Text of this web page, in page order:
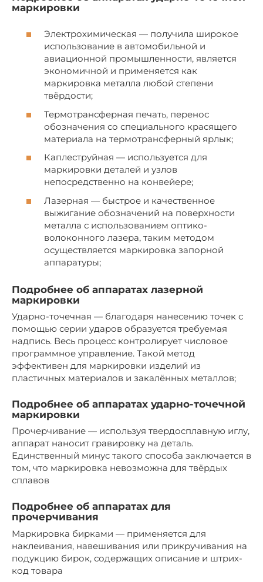
маркировки
Электрохимическая — получила широкое
использование в автомобильной и
авиационной промышленности, является
экономичной и применяется как
маркировка металла любой степени
твёрдости;
Термотрансферная печать, перенос
обозначения со специального красящего
материала на термотрансферный ярлык;
Каплеструйная — используется для
маркировки деталей и узлов
непосредственно на конвейере;
Лазерная — быстрое и качественное
выжигание обозначений на поверхности
металла с использованием оптико-
волоконного лазера, таким методом
осуществляется маркировка запорной
аппаратуры;
Подробнее об аппаратах лазерной
маркировки
Ударно-точечная — благодаря нанесению точек с
помощью серии ударов образуется требуемая
надпись. Весь процесс контролирует числовое
программное управление. Такой метод
эффективен для маркировки изделий из
пластичных материалов и закалённых металлов;
Подробнее об аппаратах ударно-точечной
маркировки
Прочерчивание — используя твердосплавную иглу,
аппарат наносит гравировку на деталь.
Единственный минус такого способа заключается в
том, что маркировка невозможна для твёрдых
сплавов
Подробнее об аппаратах для
прочерчивания
Маркировка бирками — применяется для
наклеивания, навешивания или прикручивания на
подукцию бирок, содержащих описание и штрих-
код товара